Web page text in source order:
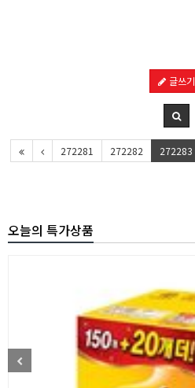
글쓰기
272281 272282 272283
오늘의 특가상품